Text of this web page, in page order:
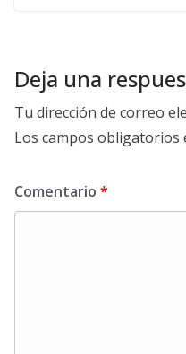
Deja una
Tu dirección de correo
Los campos obligatorios
Comentario *